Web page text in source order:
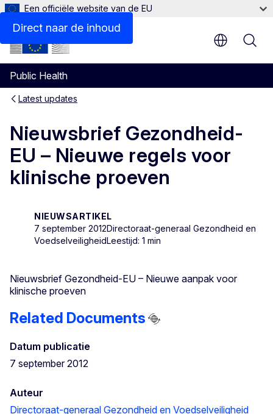
Direct naar de inhoud
Een officiële website van de EU
Public Health
Latest updates
Nieuwsbrief Gezondheid-
EU – Nieuwe regels voor
klinische proeven
NIEUWSARTIKEL
7 september 2012Directoraat-generaal Gezondheid en
VoedselveiligheidLeestijd: 1 min
Nieuwsbrief Gezondheid-EU – Nieuwe aanpak voor
klinische proeven
Related Documents
Datum publicatie
7 september 2012
Auteur
Directoraat-generaal Gezondheid en Voedselveiligheid